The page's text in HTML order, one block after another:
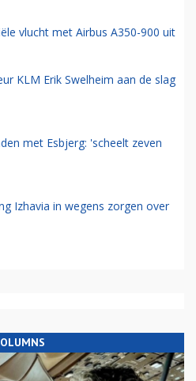
vlucht met Airbus A350-900 uit
KLM Erik Swelheim aan de slag
met Esbjerg: 'scheelt zeven
Izhavia in wegens zorgen over